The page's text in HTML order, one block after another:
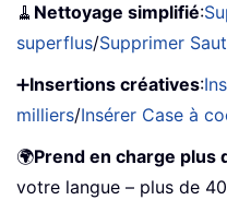
🧹 Nettoyage simplifié:
superflus/Supprimer
➕Insertions créatives:
milliers/Insérer Case à
🌍Prend en charge plus
votre langue – plus de